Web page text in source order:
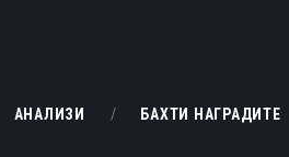
АНАЛИЗИ БАХТИ НАГРАДИТЕ